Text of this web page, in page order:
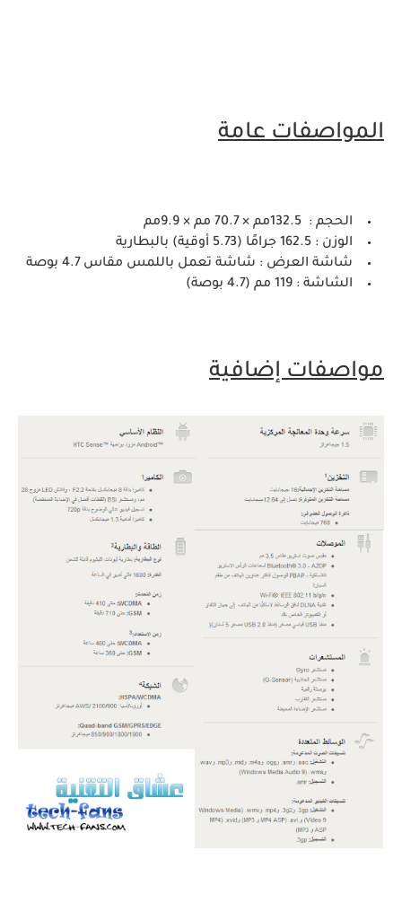
المواصفات عامة
الحجم : 132.5مم × 70.7 مم × 9.9مم
الوزن : 162.5 جرامًا (5.73 أوقية) بالبطارية
شاشة العرض : شاشة تعمل باللمس مقاس 4.7 بوصة
الشاشة : 119 مم (4.7 بوصة)
مواصفات إضافية